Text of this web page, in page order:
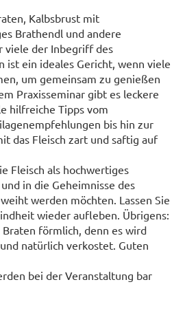
Kalbsbrust mit
Brathendl und andere
viele der Inbegriff des
ist ein ideales Gericht, wenn viele
um gemeinsam zu genießen
Praxisseminar gibt es leckere
hilfreiche Tipps vom
bis hin zur
das Fleisch zart und saftig auf
Fleisch als hochwertiges
in die Geheimnisse des
werden möchten. Lassen Sie
wieder aufleben. Übrigens:
förmlich, denn es wird
natürlich verkostet. Guten
bei der Veranstaltung bar